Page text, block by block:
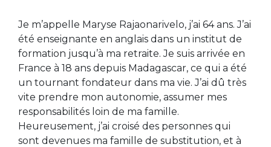
Je m’appelle Maryse Rajaonarivelo, j’ai 64 ans. J’ai
été enseignante en anglais dans un institut de
formation jusqu’à ma retraite. Je suis arrivée en
France à 18 ans depuis Madagascar, ce qui a été
un tournant fondateur dans ma vie. J’ai dû très
vite prendre mon autonomie, assumer mes
responsabilités loin de ma famille.
Heureusement, j’ai croisé des personnes qui
sont devenues ma famille de substitution, et à